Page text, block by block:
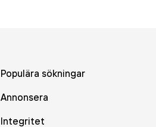
Populära sökningar
Annonsera
Integritet